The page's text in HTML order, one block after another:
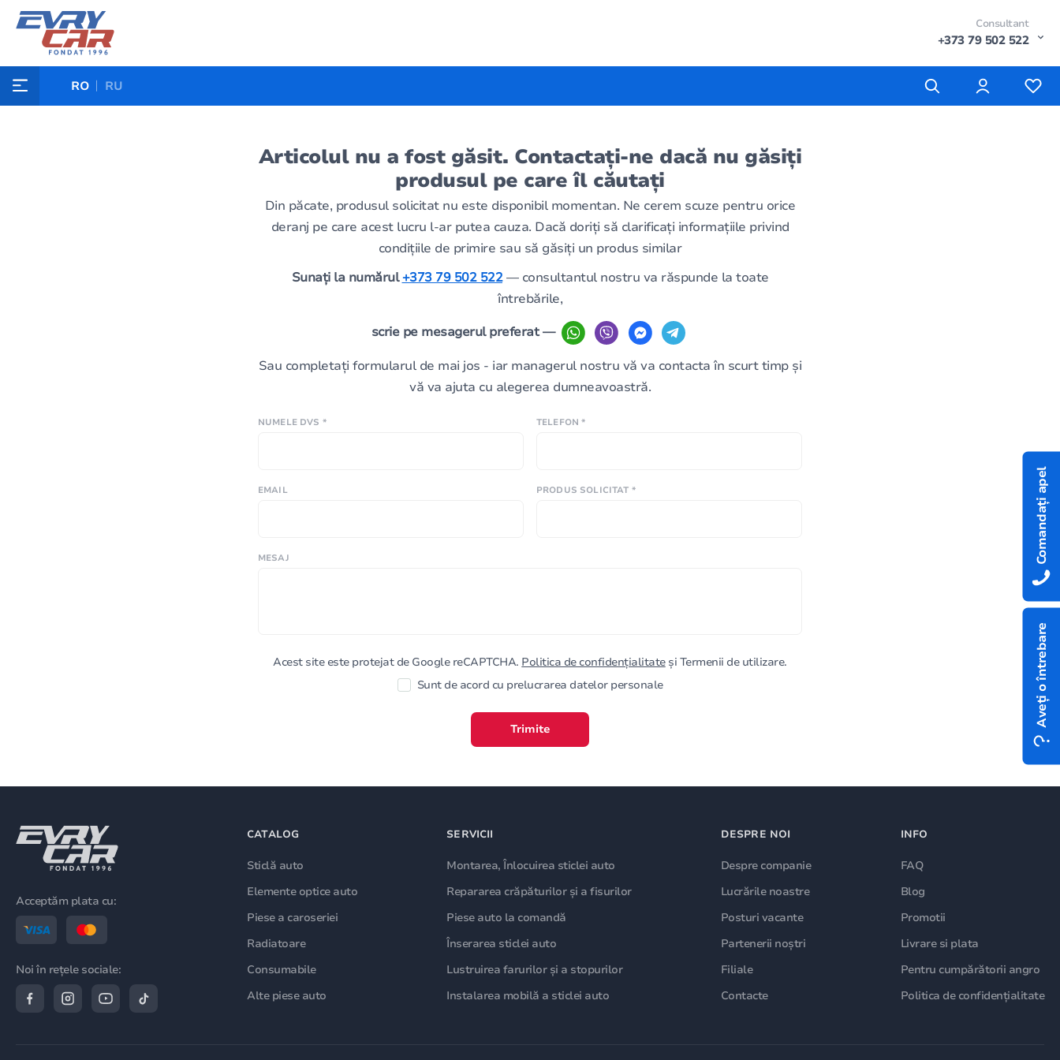
Consultant
+373 79 502 522
RO RU
Articolul nu a fost găsit. Contactați-ne dacă nu găsiți
produsul pe care îl căutați
Din păcate, produsul solicitat nu este disponibil momentan. Ne cerem scuze pentru orice
deranj pe care acest lucru l-ar putea cauza. Dacă doriți să clarificați informațiile privind
condițiile de primire sau să găsiți un produs similar
Sunați la numărul+373 79 502 522— consultantul nostru va răspunde la toate
întrebările,
scrie pe mesagerul preferat —
Sau completați formularul de mai jos - iar managerul nostru vă va contacta în scurt timp și
vă va ajuta cu alegerea dumneavoastră.
NUMELE DVS * TELEFON *
EMAIL PRODUS SOLICITAT *
MESAJ
Acest site este protejat de Google reCAPTCHA. Politica de confidențialitateși Termenii de utilizare.
Sunt de acord cu prelucrarea datelor personale
Trimite
Aveți o întrebare
Comandați apel
Acceptăm plata cu:
Noi în rețele sociale:
CATALOG
Sticlă auto
Elemente optice auto
Piese a caroseriei
Radiatoare
Consumabile
Alte piese auto
SERVICII
Montarea, Înlocuirea sticlei auto
Repararea crăpăturilor și a fisurilor
Piese auto la comandă
Înserarea sticlei auto
Lustruirea farurilor și a stopurilor
Instalarea mobilă a sticlei auto
DESPRE NOI
Despre companie
Lucrările noastre
Posturi vacante
Partenerii noștri
Filiale
Contacte
INFO
FAQ
Blog
Promotii
Livrare si plata
Pentru cumpărătorii angro
Politica de confidențialitate